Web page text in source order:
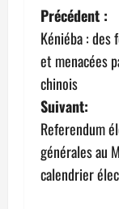
N
a
v
i
g
a
Précédent :
Kéniéba : des
et menacées
chinois
Suivant:
Referendum
générales au
calendrier